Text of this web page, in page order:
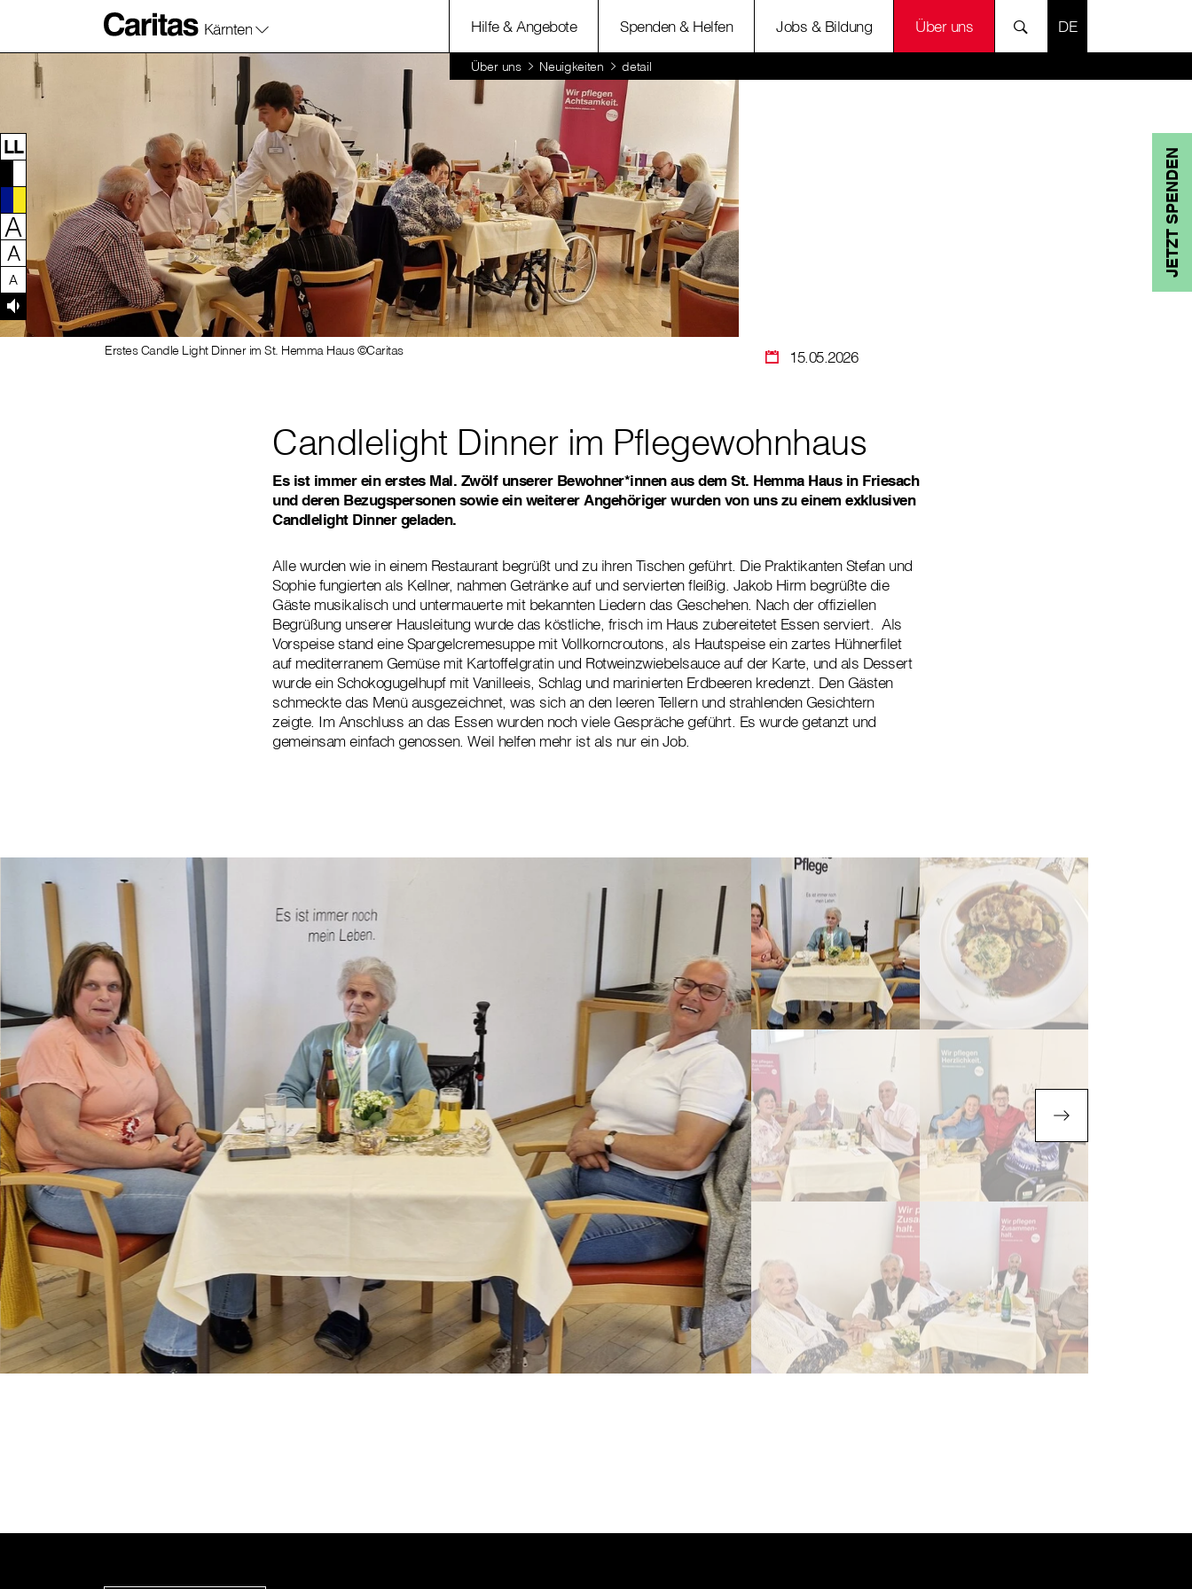
Zum Inhalt dieser Seite
Zur Navigation
Zum Footer dieser Seite
Kärnten Hilfe & Angebote Spenden & Helfen Jobs & Bildung Über uns SPRACHE
Über uns Neuigkeiten detail
JETZT SPENDEN
LL
A
A
A
15.05.2026
Erstes Candle Light Dinner im St. Hemma Haus ©Caritas
Candlelight Dinner im Pflegewohnhaus
Es ist immer ein erstes Mal. Zwölf unserer Bewohner*innen aus dem St. Hemma Haus in Friesach
und deren Bezugspersonen sowie ein weiterer Angehöriger wurden von uns zu einem exklusiven
Candlelight Dinner geladen.
Alle wurden wie in einem Restaurant begrüßt und zu ihren Tischen geführt. Die Praktikanten Stefan und
Sophie fungierten als Kellner, nahmen Getränke auf und servierten fleißig. Jakob Hirm begrüßte die
Gäste musikalisch und untermauerte mit bekannten Liedern das Geschehen. Nach der offiziellen
Begrüßung unserer Hausleitung wurde das köstliche, frisch im Haus zubereitetet Essen serviert. Als
Vorspeise stand eine Spargelcremesuppe mit Vollkorncroutons, als Hautspeise ein zartes Hühnerfilet
auf mediterranem Gemüse mit Kartoffelgratin und Rotweinzwiebelsauce auf der Karte, und als Dessert
wurde ein Schokogugelhupf mit Vanilleeis, Schlag und marinierten Erdbeeren kredenzt. Den Gästen
schmeckte das Menü ausgezeichnet, was sich an den leeren Tellern und strahlenden Gesichtern
zeigte. Im Anschluss an das Essen wurden noch viele Gespräche geführt. Es wurde getanzt und
gemeinsam einfach genossen. Weil helfen mehr ist als nur ein Job.